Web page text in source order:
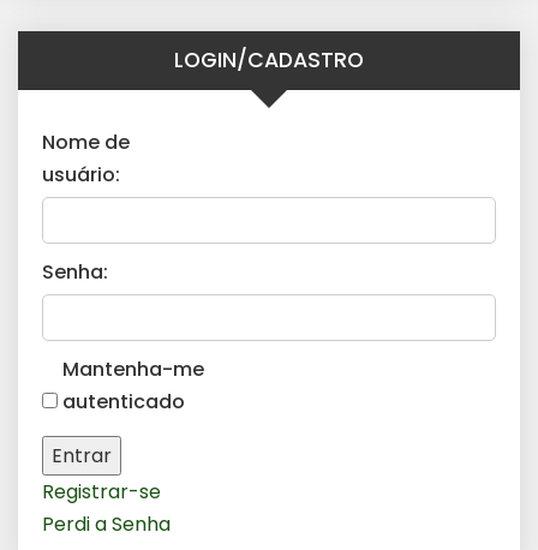
LOGIN/CADASTRO
Nome de
usuário:
Senha:
Mantenha-me
autenticado
Entrar
Registrar-se
Perdi a Senha